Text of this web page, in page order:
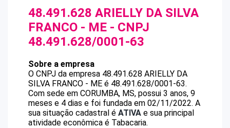
48.491.628 ARIELLY DA SILVA
FRANCO - ME - CNPJ
48.491.628/0001-63
Sobre a empresa
O CNPJ da empresa 48.491.628 ARIELLY DA
SILVA FRANCO - ME é 48.491.628/0001-63.
Com sede em CORUMBA, MS, possui 3 anos, 9
meses e 4 dias e foi fundada em 02/11/2022. A
sua situação cadastral é ATIVA e sua principal
atividade econômica é Tabacaria.